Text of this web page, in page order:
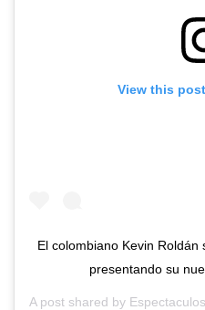
View this
El colombiano Kevin
presentando su
A post shared by